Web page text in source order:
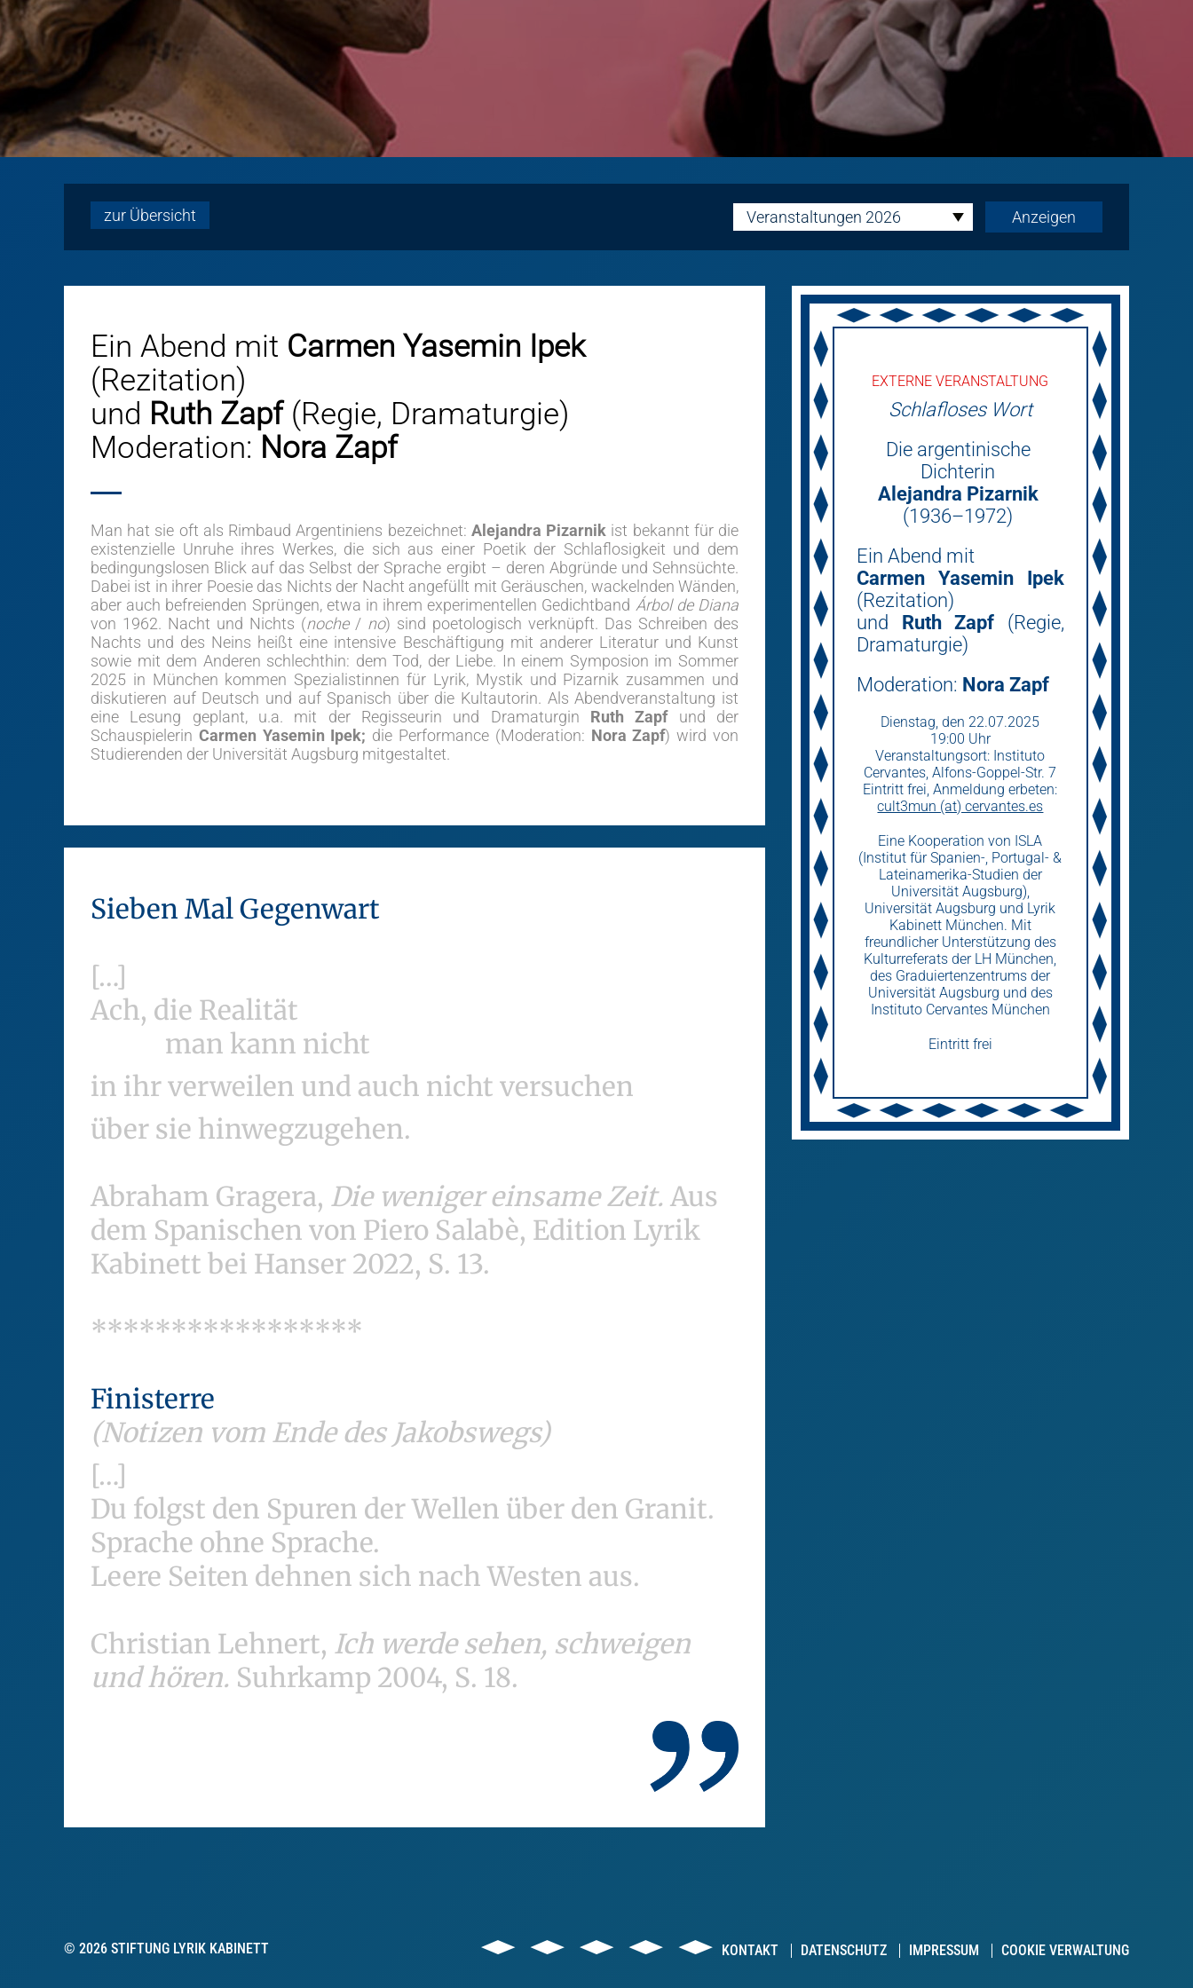
zur Übersicht Veranstaltungen 2026
Ein Abend mit Carmen Yasemin Ipek
(Rezitation)
und Ruth Zapf(Regie, Dramaturgie)
Moderation: Nora Zapf
Man hat sie oft als Rimbaud Argentiniens bezeichnet: Alejandra Pizarnik ist bekannt für die
existenzielle Unruhe ihres Werkes, die sich aus einer Poetik der Schlaflosigkeit und dem
bedingungslosen Blick auf das Selbst der Sprache ergibt – deren Abgründe und Sehnsüchte.
Dabei ist in ihrer Poesie das Nichts der Nacht angefüllt mit Geräuschen, wackelnden Wänden,
aber auch befreienden Sprüngen, etwa in ihrem experimentellen Gedichtband Árbol de Diana
von 1962. Nacht und Nichts (noche/ no) sind poetologisch verknüpft. Das Schreiben des
Nachts und des Neins heißt eine intensive Beschäftigung mit anderer Literatur und Kunst
sowie mit dem Anderen schlechthin: dem Tod, der Liebe. In einem Symposion im Sommer
2025 in München kommen Spezialistinnen für Lyrik, Mystik und Pizarnik zusammen und
diskutieren auf Deutsch und auf Spanisch über die Kultautorin. Als Abendveranstaltung ist
eine Lesung geplant, u.a. mit der Regisseurin und Dramaturgin Ruth Zapfund der
Schauspielerin Carmen Yasemin Ipek; die Performance (Moderation: Nora Zapf) wird von
Studierenden der Universität Augsburg mitgestaltet.
Sieben Mal Gegenwart
[…]
Ach, die Realität
man kann nicht
in ihr verweilen und auch nicht versuchen
über sie hinwegzugehen.
Abraham Gragera, Die weniger einsame Zeit. Aus
dem Spanischen von Piero Salabè, Edition Lyrik
Kabinett bei Hanser 2022, S. 13.
*****************
Finisterre
(Notizen vom Ende des Jakobswegs)
[…]
Du folgst den Spuren der Wellen über den Granit.
Sprache ohne Sprache.
Leere Seiten dehnen sich nach Westen aus.
Christian Lehnert, Ich werde sehen, schweigen
und hören. Suhrkamp 2004, S. 18.
EXTERNE VERANSTALTUNG
Schlafloses Wort
Die argentinische
Dichterin
Alejandra Pizarnik
(1936–1972)
Ein Abend mit
Carmen Yasemin Ipek
(Rezitation)
und Ruth Zapf (Regie,
Dramaturgie)
Moderation: Nora Zapf
Dienstag­, den 22.07.2025
19:00 Uhr
Veranstaltungsort: Instituto
Cervantes, Alfons-Goppel-Str. 7
Eintritt frei, Anmeldung erbeten:
cult3mun (at) cervantes.es
Eine Kooperation von ISLA
(Institut für Spanien-, Portugal- &
Lateinamerika-Studien der
Universität Augsburg),
Universität Augsburg und Lyrik
Kabinett München. Mit
freundlicher Unterstützung des
Kulturreferats der LH München,
des Graduiertenzentrums der
Universität Augsburg und des
Instituto Cervantes München
Eintritt frei
© 2026 STIFTUNG LYRIK KABINETT KONTAKT DATENSCHUTZ IMPRESSUM COOKIE VERWALTUNG